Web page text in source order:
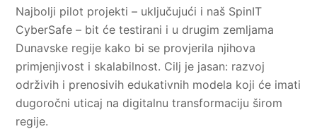
Najbolji pilot projekti – uključujući i naš SpinIT
CyberSafe – bit će testirani i u drugim zemljama
Dunavske regije kako bi se provjerila njihova
primjenjivost i skalabilnost. Cilj je jasan: razvoj
održivih i prenosivih edukativnih modela koji će imati
dugoročni uticaj na digitalnu transformaciju širom
regije.